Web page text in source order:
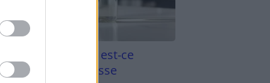
blanc et four est-ce
contre la graisse